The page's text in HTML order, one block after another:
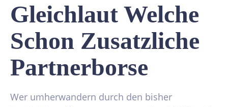
Gleichlaut Welche
Schon Zusatzliche
Partnerborse
Wer umherwandern durch den bisher